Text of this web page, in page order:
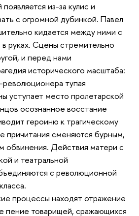
из-за кулис и
с огромной дубинкой. Павел
кидается между ними с
руках. Cцены стремительно
и перед нами
исторического масштаба:
тупая
уступает место пролетарской
осознанное восстание
героиню к трагическому
причитания сменяются бурным,
обвинения. Действия матери с
и театральной
с революционной
процессы находят отражение
пение товарищей, сражающихся